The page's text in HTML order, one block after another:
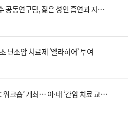
이대서울병원 지용호 교수 공동연구팀, 젊은 성인 흡연과 지방간 연관성 규명
난소암 치료제 ‘엘라히어’ 투여
이화의료원, ‘TARE APAC 워크숍’ 개최… 아·태 ‘간암 치료 교육 허브’ 도약